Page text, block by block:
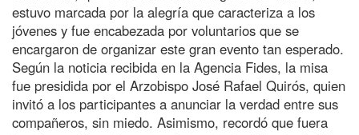
estuvo marcada por la alegría que caracteriza a los
jóvenes y fue encabezada por voluntarios que se
encargaron de organizar este gran evento tan esperado.
Según la noticia recibida en la Agencia Fides, la misa
fue presidida por el Arzobispo José Rafael Quirós, quien
invitó a los participantes a anunciar la verdad entre sus
compañeros, sin miedo. Asimismo, recordó que fuera